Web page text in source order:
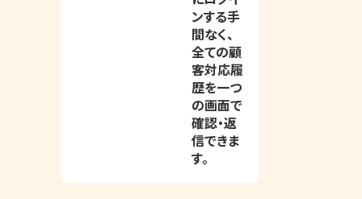
ンする手
間なく、
全ての顧
客対応履
歴を一つ
の画面で
確認・返
信できま
す。